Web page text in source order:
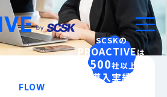
SCSKの
PROACTIVEは
7,500社以上の
導入実績
FLOW